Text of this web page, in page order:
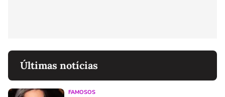
Últimas notícias
FAMOSOS